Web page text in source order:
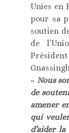
Unies en
pour sa
soutien
de
Président
« Nous
de
amener
qui
d’aider